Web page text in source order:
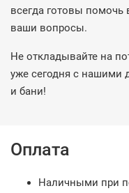
всегда готовы
ваши вопросы.
Не откладывайте на
уже сегодня с нашими
и бани!
Оплата
Наличными при